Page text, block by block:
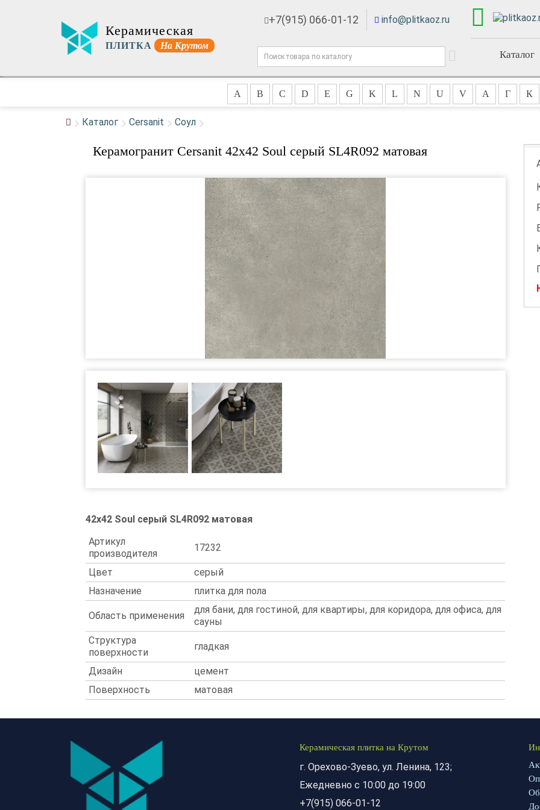
Керамическая
ПЛИТКА На Крутом
+7(915) 066-01-12 info@plitkaoz.ru
Каталог
A B C D E G K L N U V А Г К
Каталог Cersanit Соул
Керамогранит Cersanit 42x42 Soul серый SL4R092 матовая
42x42 Soul серый SL4R092 матовая
Артикул
производителя
17232
Цвет
серый
Назначение
плитка для пола
Область применения
для бани, для гостиной, для квартиры, для коридора, для офиса, для
сауны
Структура
поверхности
гладкая
Дизайн
цемент
Поверхность
матовая
Керамическая плитка на Крутом
г. Орехово-Зуево, ул. Ленина, 123;
Ежедневно с 10:00 до 19:00
+7(915) 066-01-12